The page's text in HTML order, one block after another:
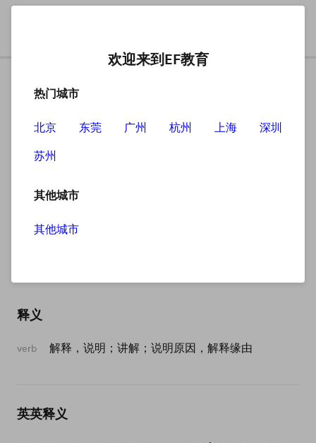
explain
释义
verb 解释，说明；讲解；说明原因，解释缘由
英英释义
欢迎来到EF教育
热门城市
北京 东莞 广州 杭州 上海
深圳
苏州
其他城市
其他城市